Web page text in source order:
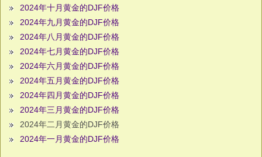
2024年十月黄金的DJF价格
2024年九月黄金的DJF价格
2024年八月黄金的DJF价格
2024年七月黄金的DJF价格
2024年六月黄金的DJF价格
2024年五月黄金的DJF价格
2024年四月黄金的DJF价格
2024年三月黄金的DJF价格
2024年二月黄金的DJF价格
2024年一月黄金的DJF价格